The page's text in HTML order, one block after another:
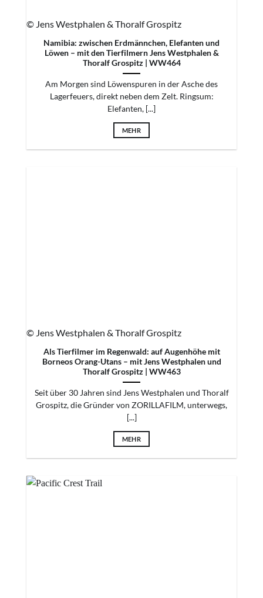
© Jens Westphalen & Thoralf Grospitz
Namibia: zwischen Erdmännchen, Elefanten und
Löwen – mit den Tierfilmern Jens Westphalen &
Thoralf Grospitz | WW464
Am Morgen sind Löwenspuren in der Asche des
Lagerfeuers, direkt neben dem Zelt. Ringsum:
Elefanten, [...]
MEHR
© Jens Westphalen & Thoralf Grospitz
Als Tierfilmer im Regenwald: auf Augenhöhe mit
Borneos Orang-Utans – mit Jens Westphalen und
Thoralf Grospitz | WW463
Seit über 30 Jahren sind Jens Westphalen und Thoralf
Grospitz, die Gründer von ZORILLAFILM, unterwegs,
[...]
MEHR